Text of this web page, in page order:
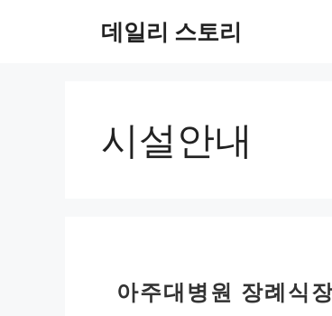
데일리 스토리
시설안내
아주대병원 장례식